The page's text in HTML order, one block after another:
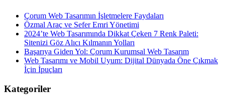
Çorum Web Tasarımın İşletmelere Faydaları
Özmal Araç ve Sefer Emri Yönetimi
2024’te Web Tasarımında Dikkat Çeken 7 Renk Paleti:
Sitenizi Göz Alıcı Kılmanın Yolları
Başarıya Giden Yol: Çorum Kurumsal Web Tasarım
Web Tasarımı ve Mobil Uyum: Dijital Dünyada Öne Çıkmak
İçin İpuçları
Kategoriler